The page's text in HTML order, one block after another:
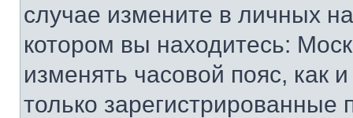
случае измените в личных
котором вы находитесь:
изменять часовой пояс, как
только